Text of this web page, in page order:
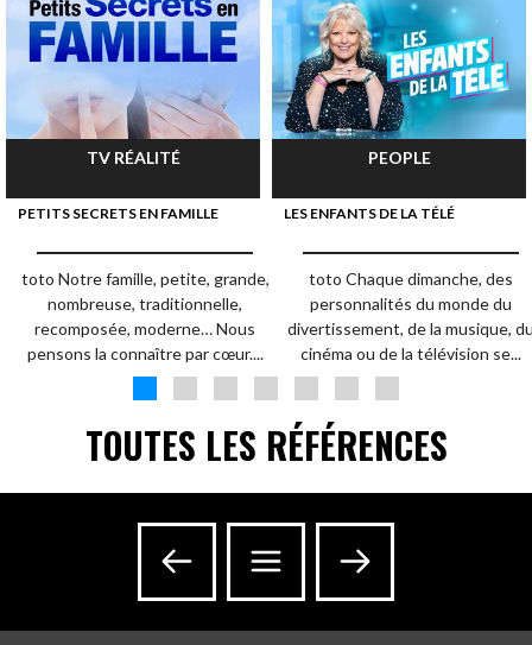
TV RÉALITÉ
PETITS SECRETS EN FAMILLE
toto Notre famille, petite, grande,
nombreuse, traditionnelle,
recomposée, moderne… Nous
pensons la connaître par cœur....
PEOPLE
LES ENFANTS DE LA TÉLÉ
toto Chaque dimanche, des
personnalités du monde du
divertissement, de la musique,
cinéma ou de la télévision se...
TOUTES LES RÉFÉRENCES